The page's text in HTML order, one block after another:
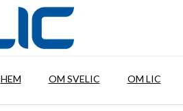
HEM OM SVELIC OM LIC